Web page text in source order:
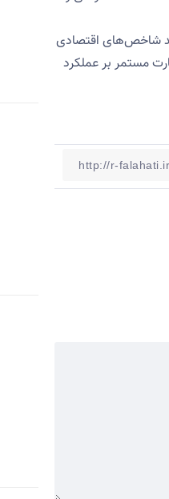
شاخص‌های اقتصادی
مستمر بر عملکرد